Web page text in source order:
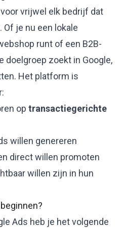
vrijwel elk bedrijf dat
je nu een lokale
runt of een B2B-
doelgroep zoekt in Google,
Het platform is
op transactiegerichte
willen genereren
direct willen promoten
willen zijn in hun
Ads heb je het volgende